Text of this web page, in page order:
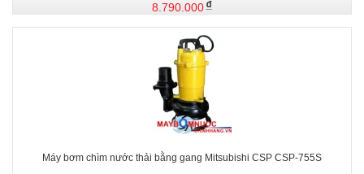
8.790.000
Máy bơm chìm nước thải bằng gang Mitsubishi CSP CSP-755S